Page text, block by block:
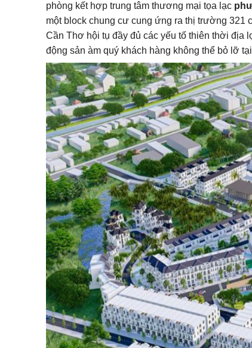
phòng kết hợp trung tâm thương mại tọa lạc
một block chung cư cung ứng ra thị trường 321
Cần Thơ hội tụ đầy đủ các yếu tố thiên thời địa
động sản àm quý khách hàng không thể bỏ lỡ